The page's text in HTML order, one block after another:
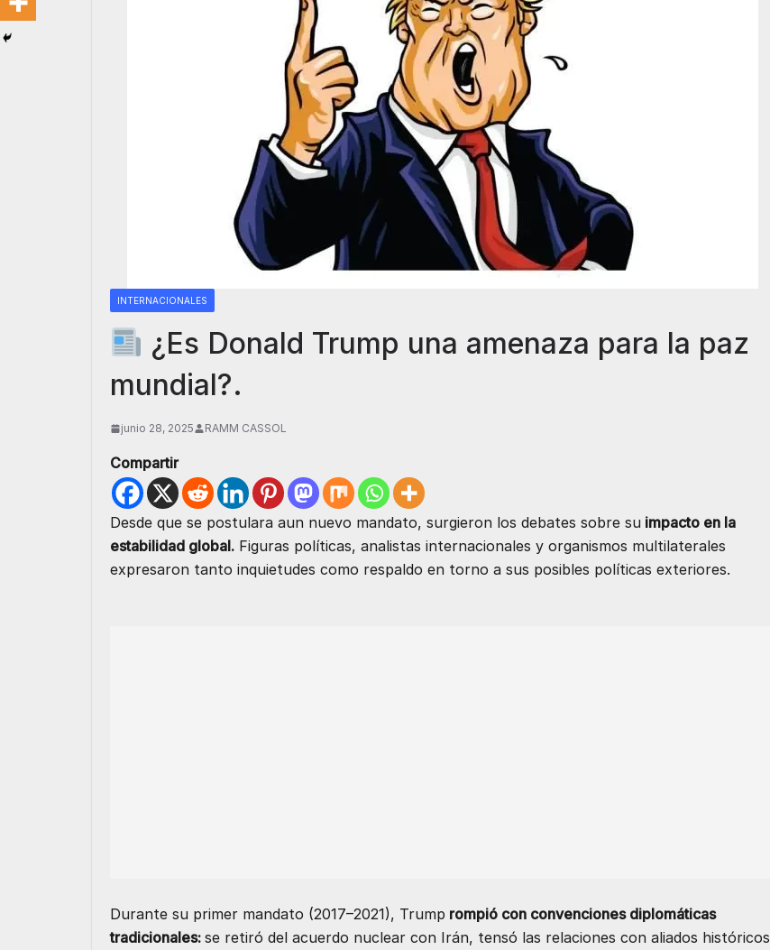
INTERNACIONALES
¿Es Donald Trump una amenaza para la paz
mundial?.
junio 28, 2025 RAMM CASSOL
Compartir
Desde que se postulara aun nuevo mandato, surgieron los debates sobre su impacto en la
estabilidad global. Figuras políticas, analistas internacionales y organismos multilaterales
expresaron tanto inquietudes como respaldo en torno a sus posibles políticas exteriores.
Durante su primer mandato (2017–2021), Trump rompió con convenciones diplomáticas
tradicionales: se retiró del acuerdo nuclear con Irán, tensó las relaciones con aliados históricos